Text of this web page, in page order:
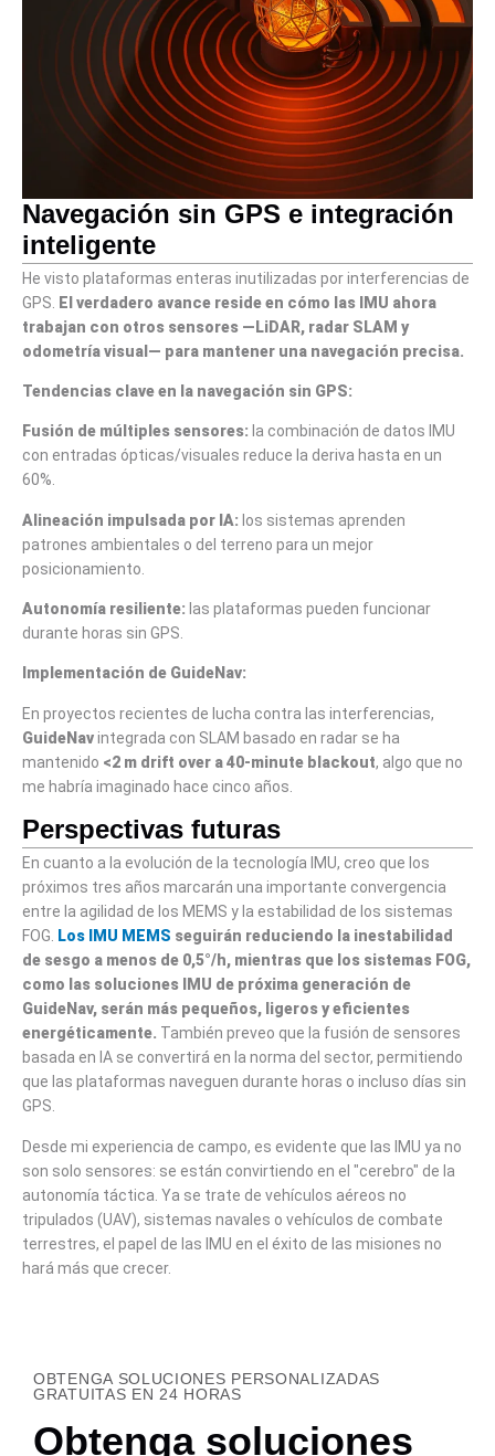
Navegación sin GPS e integración
inteligente
He visto plataformas enteras inutilizadas por interferencias de
GPS. El verdadero avance reside en cómo las IMU ahora
trabajan con otros sensores —LiDAR, radar SLAM y
odometría visual— para mantener una navegación precisa.
Tendencias clave en la navegación sin GPS:
Fusión de múltiples sensores: la combinación de datos IMU
con entradas ópticas/visuales reduce la deriva hasta en un
60%.
Alineación impulsada por IA: los sistemas aprenden
patrones ambientales o del terreno para un mejor
posicionamiento.
Autonomía resiliente: las plataformas pueden funcionar
durante horas sin GPS.
Implementación de GuideNav:
En proyectos recientes de lucha contra las interferencias,
GuideNavintegrada con SLAM basado en radar se ha
mantenido <2 m drift over a 40-minute blackout, algo que no
me habría imaginado hace cinco años.
Perspectivas futuras
En cuanto a la evolución de la tecnología IMU, creo que los
próximos tres años marcarán una importante convergencia
entre la agilidad de los MEMS y la estabilidad de los sistemas
FOG. Los IMU MEMS seguirán reduciendo la inestabilidad
de sesgo a menos de 0,5°/h, mientras que los sistemas FOG,
como las soluciones IMU de próxima generación de
GuideNav, serán más pequeños, ligeros y eficientes
energéticamente. También preveo que la fusión de sensores
basada en IA se convertirá en la norma del sector, permitiendo
que las plataformas naveguen durante horas o incluso días sin
GPS.
Desde mi experiencia de campo, es evidente que las IMU ya no
son solo sensores: se están convirtiendo en el "cerebro" de la
autonomía táctica. Ya se trate de vehículos aéreos no
tripulados (UAV), sistemas navales o vehículos de combate
terrestres, el papel de las IMU en el éxito de las misiones no
hará más que crecer.
OBTENGA SOLUCIONES PERSONALIZADAS
GRATUITAS EN 24 HORAS
Obtenga soluciones